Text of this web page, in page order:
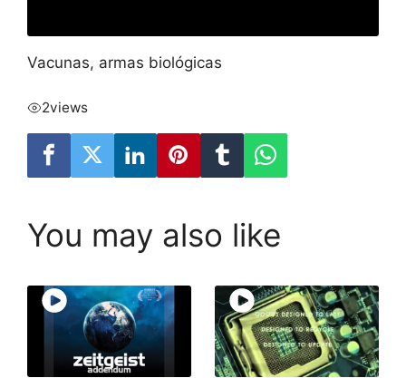
Vacunas, armas biológicas
2views
You may also like